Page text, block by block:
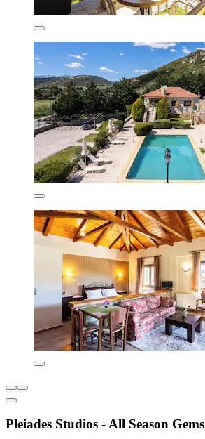
Pleiades Studios - All Season Gems